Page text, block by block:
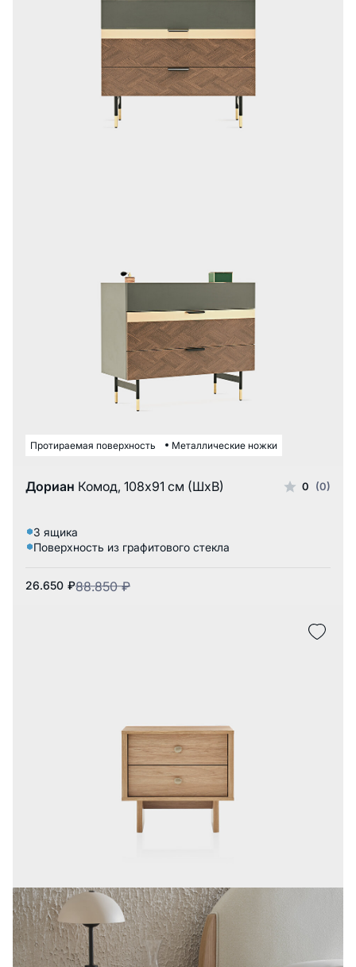
Протираемая поверхность Металлические ножки
Дориан Комод, 108x91 см (ШxВ) 0 (0)
3 ящика
Поверхность из графитового стекла
88.850 ₽
26.650 ₽